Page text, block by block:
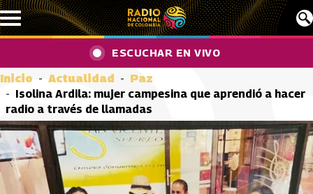
Pasar al contenido principal
ESCUCHAR EN VIVO
Inicio Actualidad
Paz
Isolina Ardila: mujer campesina que aprendió a hacer
radio a través de llamadas